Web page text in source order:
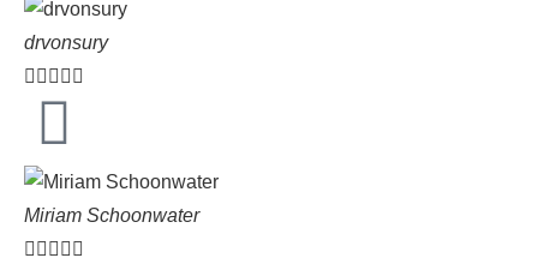
drvonsury
    
Miriam Schoonwater
    